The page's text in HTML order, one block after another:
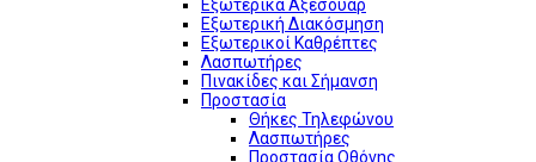
Εξωτερικά Αξεσουάρ
Εξωτερική Διακόσμηση
Εξωτερικοί Καθρέπτες
Λασπωτήρες
Πινακίδες και Σήμανση
Προστασία
Θήκες Τηλεφώνου
Λασπωτήρες
Προστασία Οθόνης